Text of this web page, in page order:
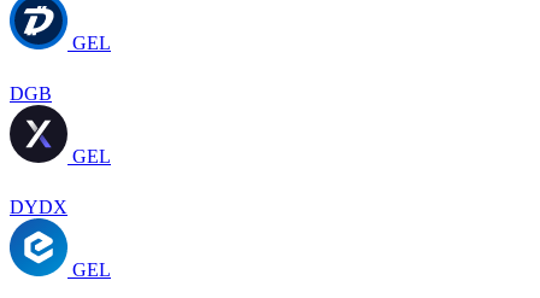
GEL
DGB
GEL
DYDX
GEL